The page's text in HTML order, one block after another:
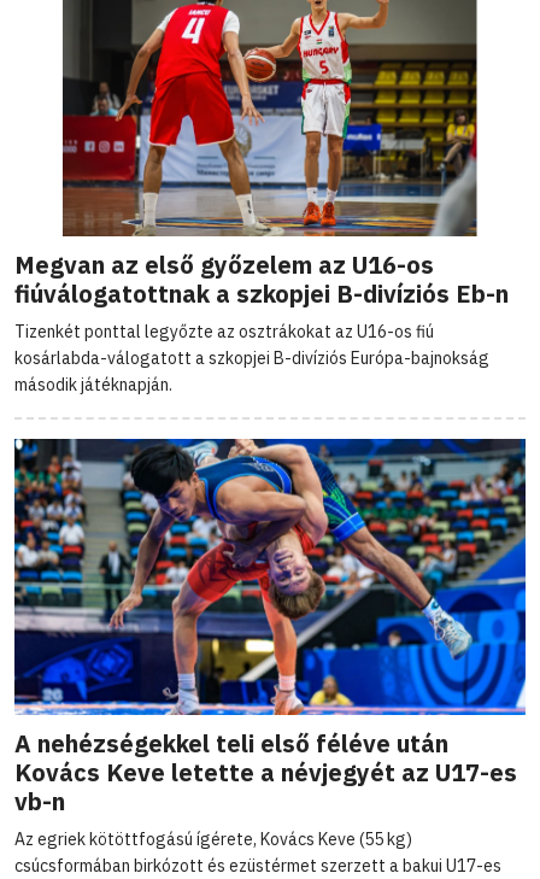
Megvan az első győzelem az U16-os
fiúválogatottnak a szkopjei B-divíziós Eb-n
Tizenkét ponttal legyőzte az osztrákokat az U16-os fiú
kosárlabda-válogatott a szkopjei B-divíziós Európa-bajnokság
második játéknapján.
A nehézségekkel teli első féléve után
Kovács Keve letette a névjegyét az U17-es
vb-n
Az egriek kötöttfogású ígérete, Kovács Keve (55 kg)
csúcsformában birkózott és ezüstérmet szerzett a bakui U17-es